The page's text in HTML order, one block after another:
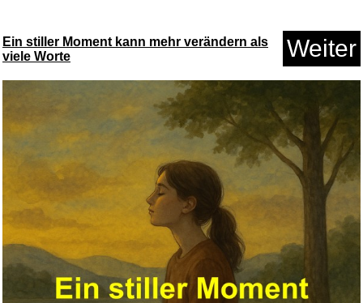
Kindergarten-Hintergrund...
Anzeige
Ein stiller Moment kann mehr verändern als
viele Worte
Weiter